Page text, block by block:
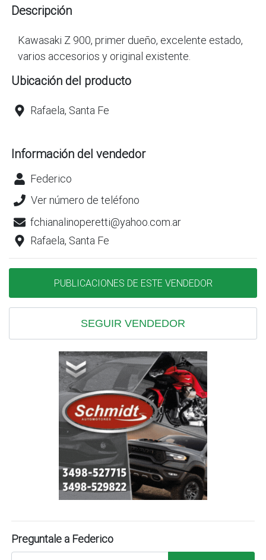
Descripción
Kawasaki Z 900, primer dueño, excelente estado,
varios accesorios y original existente.
Ubicación del producto
Rafaela, Santa Fe
Información del vendedor
Federico
Ver número de teléfono
fchianalinoperetti@yahoo.com.ar
Rafaela, Santa Fe
PUBLICACIONES DE ESTE VENDEDOR
SEGUIR VENDEDOR
Preguntale a Federico